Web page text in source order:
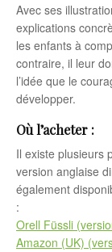
Avec ses
explications
les enfants à
contraire, il leur
l’idée que le
développer.
Où l’acheter :
Il existe plusieurs
version anglaise
également
:
Orell Füssli
Amazon (UK)